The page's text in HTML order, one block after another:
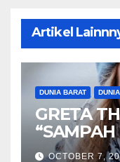
Artikel
DUNIA BARAT
GRETA
“SAMPAH
OCTOBER 7,